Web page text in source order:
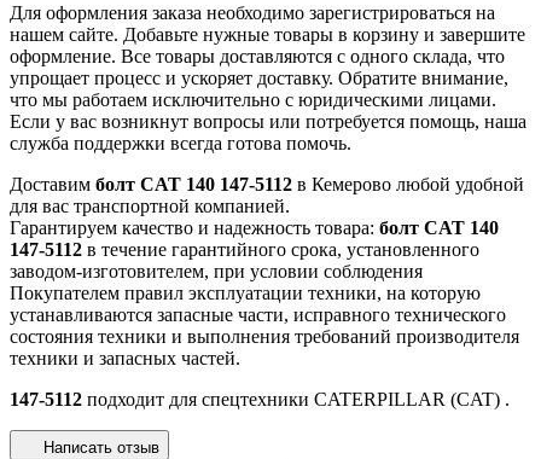
Для оформления заказа необходимо зарегистрироваться на
нашем сайте. Добавьте нужные товары в корзину и завершите
оформление. Все товары доставляются с одного склада, что
упрощает процесс и ускоряет доставку. Обратите внимание,
что мы работаем исключительно с юридическими лицами.
Если у вас возникнут вопросы или потребуется помощь, наша
служба поддержки всегда готова помочь.
Доставим болт CAT 140 147-5112 в Кемерово любой удобной
для вас транспортной компанией.
Гарантируем качество и надежность товара: болт CAT 140
147-5112 в течение гарантийного срока, установленного
заводом-изготовителем, при условии соблюдения
Покупателем правил эксплуатации техники, на которую
устанавливаются запасные части, исправного технического
состояния техники и выполнения требований производителя
техники и запасных частей.
147-5112 подходит для спецтехники CATERPILLAR (CAT) .
Написать отзыв